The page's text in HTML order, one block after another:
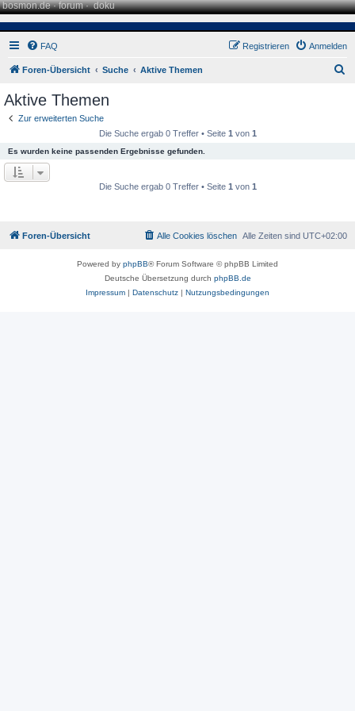
bosmon.de·forum·doku
FAQ Anmelden
Registrieren
Foren-Übersicht Suche Aktive Themen
Aktive Themen
Zur erweiterten Suche
Die Suche ergab 0 Treffer • Seite 1 von 1
Es wurden keine passenden Ergebnisse gefunden.
Die Suche ergab 0 Treffer • Seite 1 von 1
Foren-Übersicht Alle Zeiten sind UTC+02:00
Alle Cookies löschen
Powered by phpBB® Forum Software © phpBB Limited
Deutsche Übersetzung durch phpBB.de
Impressum | Datenschutz | Nutzungsbedingungen